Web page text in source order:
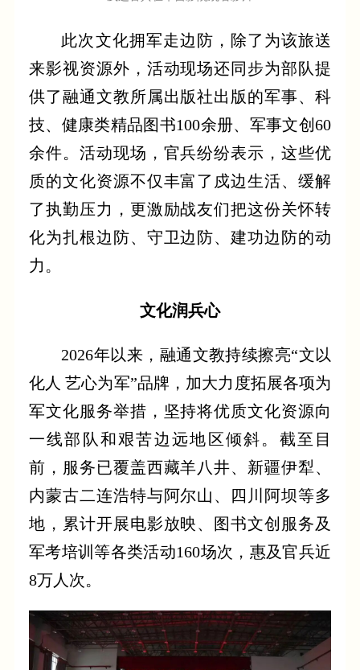
此次文化拥军走边防，除了为该旅送
来影视资源外，活动现场还同步为部队提
供了融通文教所属出版社出版的军事、科
技、健康类精品图书100余册、军事文创60
余件。活动现场，官兵纷纷表示，这些优
质的文化资源不仅丰富了戍边生活、缓解
了执勤压力，更激励战友们把这份关怀转
化为扎根边防、守卫边防、建功边防的动
力。
文化润兵心
2026年以来，融通文教持续擦亮“文以
化人 艺心为军”品牌，加大力度拓展各项为
军文化服务举措，坚持将优质文化资源向
一线部队和艰苦边远地区倾斜。截至目
前，服务已覆盖西藏羊八井、新疆伊犁、
内蒙古二连浩特与阿尔山、四川阿坝等多
地，累计开展电影放映、图书文创服务及
军考培训等各类活动160场次，惠及官兵近
8万人次。